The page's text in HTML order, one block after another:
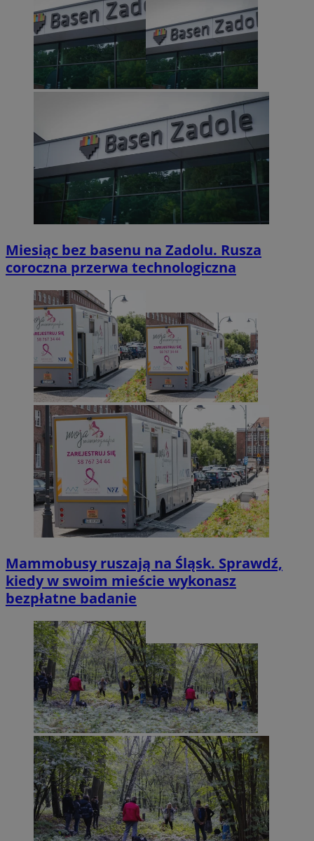
Miesiąc bez basenu na Zadolu. Rusza
coroczna przerwa technologiczna
Mammobusy ruszają na Śląsk. Sprawdź,
kiedy w swoim mieście wykonasz
bezpłatne badanie